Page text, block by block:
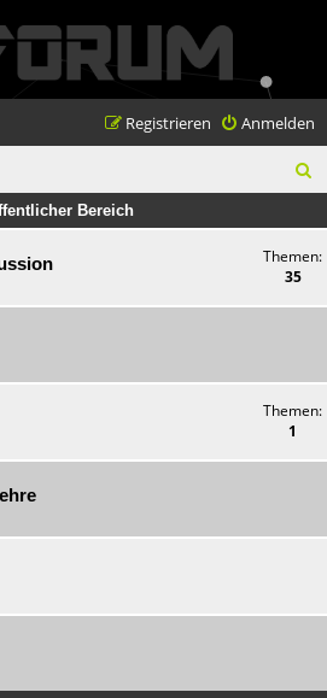
Anmelden
Registrieren
e
Bereich
Themen:
35
Themen:
1